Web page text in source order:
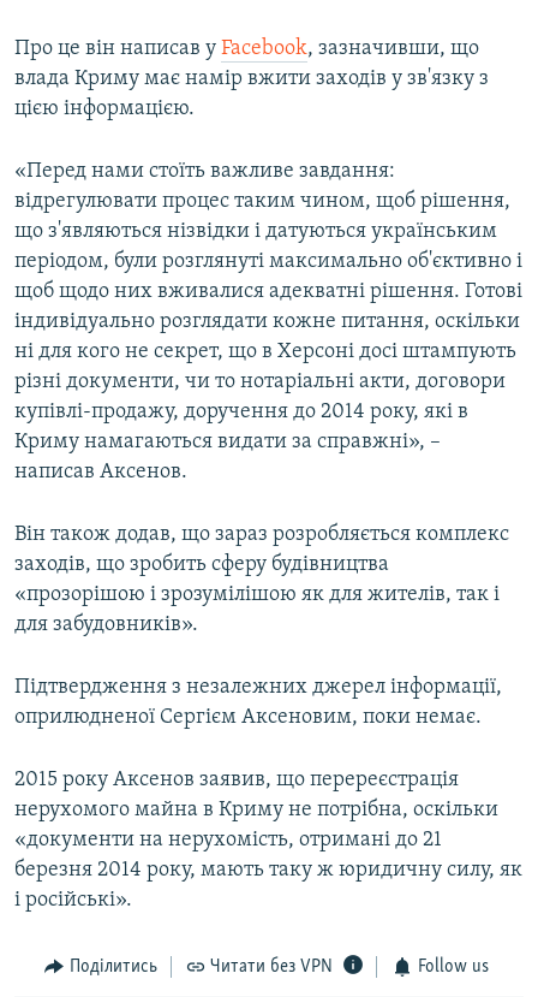
Про це він написав у Facebook, зазначивши, що
влада Криму має намір вжити заходів у зв'язку з
цією інформацією.
«Перед нами стоїть важливе завдання:
відрегулювати процес таким чином, щоб рішення,
що з'являються нізвідки і датуються українським
періодом, були розглянуті максимально об'єктивно і
щоб щодо них вживалися адекватні рішення. Готові
індивідуально розглядати кожне питання, оскільки
ні для кого не секрет, що в Херсоні досі штампують
різні документи, чи то нотаріальні акти, договори
купівлі-продажу, доручення до 2014 року, які в
Криму намагаються видати за справжні», –
написав Аксенов.
Він також додав, що зараз розробляється комплекс
заходів, що зробить сферу будівництва
«прозорішою і зрозумілішою як для жителів, так і
для забудовників».
Підтвердження з незалежних джерел інформації,
оприлюдненої Сергієм Аксеновим, поки немає.
2015 року Аксенов заявив, що перереєстрація
нерухомого майна в Криму не потрібна, оскільки
«документи на нерухомість, отримані до 21
березня 2014 року, мають таку ж юридичну силу, як
і російські».
Поділитись Читати без VPN Follow us